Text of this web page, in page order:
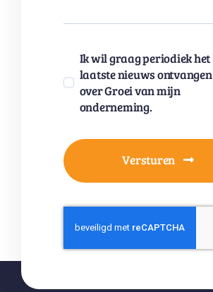
Ik wil graag periodiek het
laatste nieuws ontvangen
over Groei van mijn
onderneming.
Versturen